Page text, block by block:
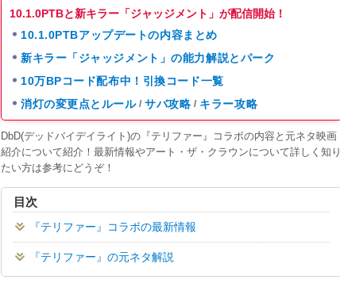
10.1.0PTBと新キラー「ジャッジメント」が配信開始！
10.1.0PTBアップデートの内容まとめ
新キラー「ジャッジメント」の能力解説とパーク
10万BPコード配布中！引換コード一覧
消灯の変更点とルール / サバ攻略 / キラー攻略
DbD(デッドバイデイライト)の『テリファー』コラボの内容と元ネタ映画
紹介について紹介！最新情報やアート・ザ・クラウンについて詳しく知り
たい方は参考にどうぞ！
目次
『テリファー』コラボの最新情報
『テリファー』の元ネタ解説